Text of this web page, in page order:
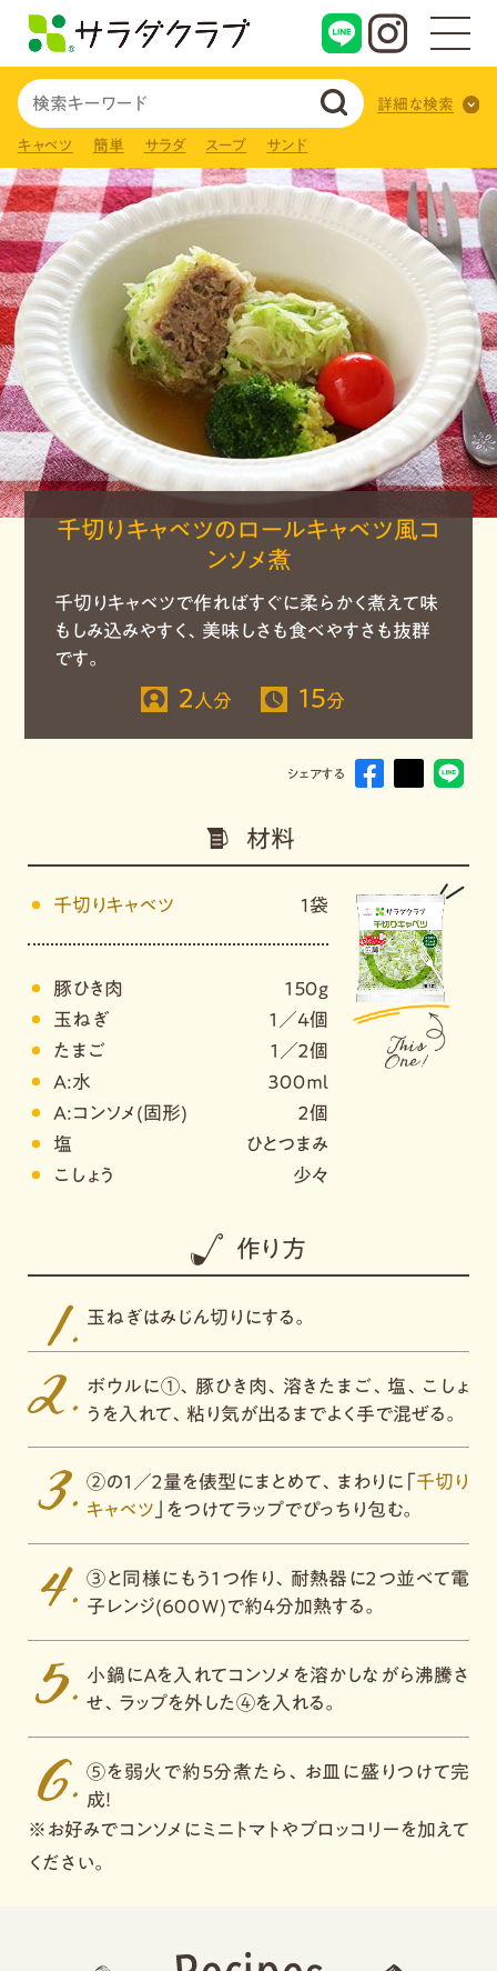
詳細な検索
キャベツ 簡単 サラダ スープ サンド
千切りキャベツのロールキャベツ風コ
ンソメ煮
千切りキャベツで作ればすぐに柔らかく煮えて味
もしみ込みやすく、美味しさも食べやすさも抜群
です。
2 人分 15分
シェアする
材料
千切りキャベツ 1袋
豚ひき肉
１５０ｇ
玉ねぎ
１／４個
たまご
１／２個
A:水
３００ｍｌ
A:コンソメ(固形)
２個
塩
ひとつまみ
こしょう
少々
作り方
玉ねぎはみじん切りにする。
ボウルに①、豚ひき肉、溶きたまご、塩、こしょ
うを入れて、粘り気が出るまでよく手で混ぜる。
②の１／２量を俵型にまとめて、まわりに「 千切り
キャベツ 」をつけてラップでぴっちり包む。
③と同様にもう１つ作り、耐熱器に２つ並べて電
子レンジ(６００Ｗ)で約４分加熱する。
小鍋にＡを入れてコンソメを溶かしながら沸騰さ
せ、ラップを外した④を入れる。
⑤を弱火で約５分煮たら、お皿に盛りつけて完
成！
※お好みでコンソメにミニトマトやブロッコリーを加えて
ください。